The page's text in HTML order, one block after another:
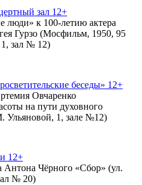
зал 12+
люди» к 100-летию актера
Гурзо (Мосфильм, 1950, 95
зал № 12)
беседы» 12+
Овчаренко
на пути духовного
Ульяновой, 1, зале №12)
12+
Антона Чёрного «Сбор» (ул.
№ 20)